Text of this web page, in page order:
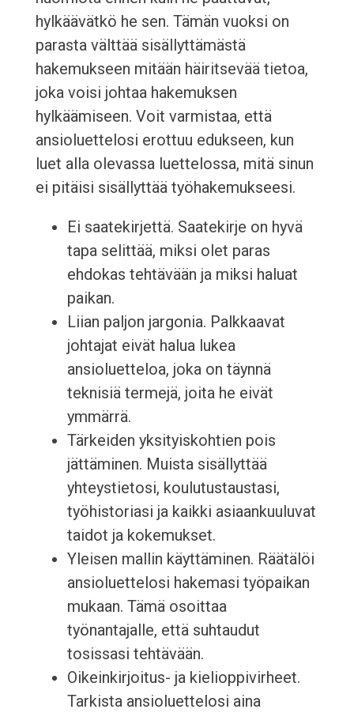
hylkäävätkö he sen. Tämän vuoksi on
parasta välttää sisällyttämästä
hakemukseen mitään häiritsevää tietoa,
joka voisi johtaa hakemuksen
hylkäämiseen. Voit varmistaa, että
ansioluettelosi erottuu edukseen, kun
luet alla olevassa luettelossa, mitä sinun
ei pitäisi sisällyttää työhakemukseesi.
Ei saatekirjettä. Saatekirje on hyvä
tapa selittää, miksi olet paras
ehdokas tehtävään ja miksi haluat
paikan.
Liian paljon jargonia. Palkkaavat
johtajat eivät halua lukea
ansioluetteloa, joka on täynnä
teknisiä termejä, joita he eivät
ymmärrä.
Tärkeiden yksityiskohtien pois
jättäminen. Muista sisällyttää
yhteystietosi, koulutustaustasi,
työhistoriasi ja kaikki asiaankuuluvat
taidot ja kokemukset.
Yleisen mallin käyttäminen. Räätälöi
ansioluettelosi hakemasi työpaikan
mukaan. Tämä osoittaa
työnantajalle, että suhtaudut
tosissasi tehtävään.
Oikeinkirjoitus- ja kielioppivirheet.
Tarkista ansioluettelosi aina